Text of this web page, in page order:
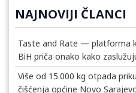
NAJNOVIJI ČLANCI
Taste and Rate — platforma
BiH priča onako kako
Više od 15.000 kg otpada
čišćenja općine Novo